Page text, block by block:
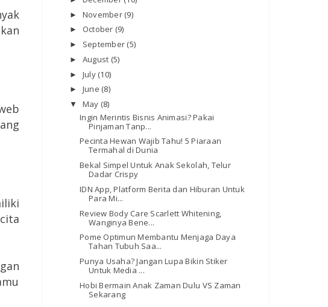
► November (9)
► October (9)
► September (5)
► August (5)
► July (10)
► June (8)
▼ May (8)
Ingin Merintis Bisnis Animasi? Pakai
Pinjaman Tanp...
Pecinta Hewan Wajib Tahu! 5 Piaraan
Termahal di Dunia
Bekal Simpel Untuk Anak Sekolah, Telur
Dadar Crispy
IDN App, Platform Berita dan Hiburan Untuk
Para Mi...
Review Body Care Scarlett Whitening,
Wanginya Bene...
Pome Optimun Membantu Menjaga Daya
Tahan Tubuh Saa...
Punya Usaha? Jangan Lupa Bikin Stiker
Untuk Media ...
Hobi Bermain Anak Zaman Dulu VS Zaman
Sekarang